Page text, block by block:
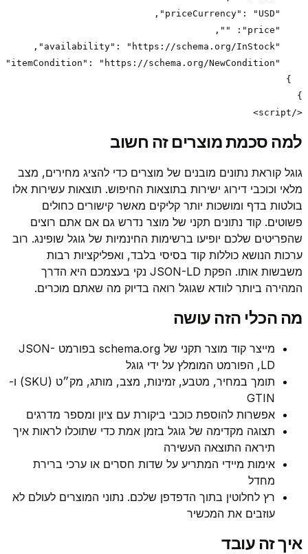
</script>
למה סכמת מוצרים זה חשוב
גוגל קוראת נתונים מובנים של מוצרים כדי להציג מחירים, מצב
מלאי וכוכבי דירוג ישירות בתוצאות החיפוש. תוצאות עשירות אלו
בולטות בדף ומושכות יותר קליקים מאשר קישורים כחולים
פשוטים. קוד נתונים תקני של מוצר נדרש גם אם אתם רוצים
שהפריטים שלכם יופיעו ברשימות החינמיות של גוגל שופינג. רוב
ערכות הנושא כוללות קוד בסיסי בלבד, ואפליקציות רבות
משבשות אותו. הפקת JSON-LD נקי בעצמכם היא הדרך
המהירה ביותר לוודא שגוגל רואה בדיוק מה שאתם מוכרים.
מה הכלי הזה עושה
מייצר קוד מוצר תקני של schema.org בפורמט JSON-
LD, הפורמט המומלץ על ידי גוגל
תומך במחיר, מטבע, זמינות, מצב, מותג, מק״ט (SKU) ו-
GTIN
אפשרות להוספת כוכבי ביקורת עם ציון ומספר מדרגים
תצוגה מקדימה של גוגל בזמן אמת כדי שתוכלו לראות איך
תיראה התוצאה העשירה
אימות מיידי המתריע על שדות חסרים או ערכי ברירת
מחדל
רץ לחלוטין בתוך הדפדפן שלכם. נתוני המוצרים לעולם לא
עוזבים את המכשיר
איך זה עובד